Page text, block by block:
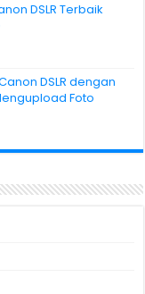
DSLR Terbaik
DSLR dengan
Foto